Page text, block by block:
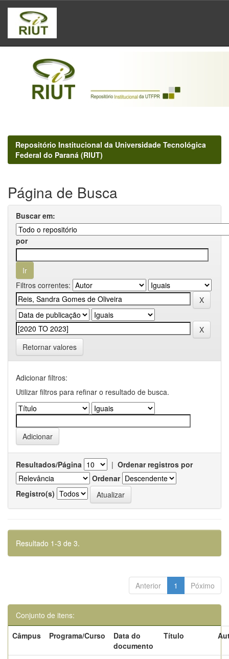
Skip
navigation
Repositório Institucional da Universidade Tecnológica
Federal do Paraná (RIUT)
Página de Busca
Buscar em:
por
Filtros correntes:
Retornar valores
Adicionar filtros:
Utilizar filtros para refinar o resultado de busca.
Resultados/Página | Ordenar registros por
Ordenar
Registro(s)
Resultado 1-3 de 3.
Anterior 1 Póximo
Conjunto de itens:
Câmpus
Programa/Curso
Data do
documento
Título